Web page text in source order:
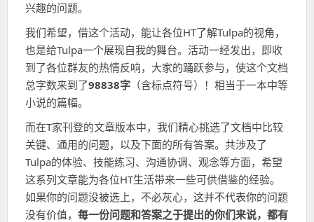
兴趣的问题。
我们希望，借这个活动，能让各位HT了解Tulpa的视角，
也是给Tulpa一个展现自我的舞台。活动一经发出，即收
到了各位群友的热情反响，大家的踊跃参与，使这个文档
总字数来到了98838字 （含标点符号）！相当于一本中等
小说的篇幅。
而在T家刊登的文章版本中，我们精心挑选了文档中比较
关键、通用的问题，以及下面的所有答案。共涉及了
Tulpa的体验、技能练习、沟通协调、观念等方面，希望
这系列文章能为各位HT生活带来一些可供借鉴的经验。
如果你的问题没被选上，不必灰心，这并不代表你的问题
没有价值， 每一份问题和答案之于提出的你们来说，都有